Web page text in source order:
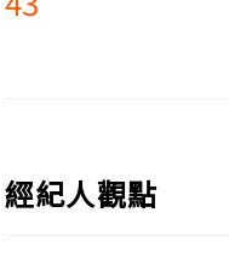
經紀人觀點